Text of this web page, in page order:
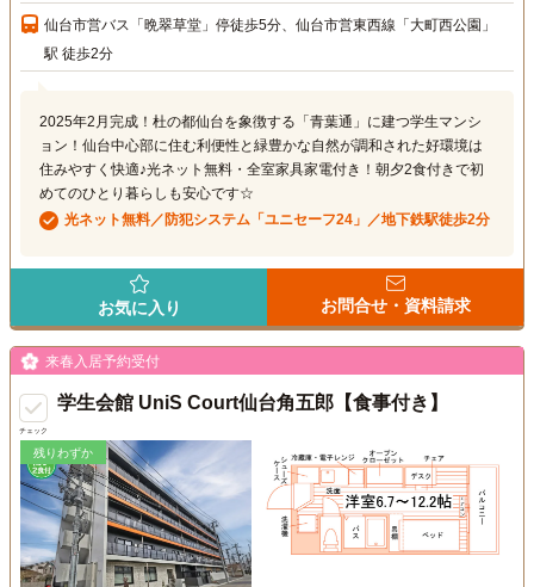
仙台市営バス「晩翠草堂」停徒歩5分、仙台市営東西線「大町西公園」
駅 徒歩2分
2025年2月完成！杜の都仙台を象徴する「青葉通」に建つ学生マンシ
ョン！仙台中心部に住む利便性と緑豊かな自然が調和された好環境は
住みやすく快適♪光ネット無料・全室家具家電付き！朝夕2食付きで初
めてのひとり暮らしも安心です☆
光ネット無料／防犯システム「ユニセーフ24」／地下鉄駅徒歩2分
お気に入り お問合せ・資料請求
チェック
来春入居予約受付
学生会館 UniS Court仙台角五郎【食事付き】
残りわずか